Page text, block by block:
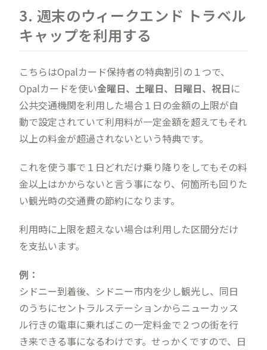
3. 週末のウィークエンド トラベル
キャップを利用する
こちらはOpalカード保持者の特典割引の１つで、
Opalカードを使い金曜日、土曜日、日曜日、祝日に
公共交通機関を利用した場合１日の金額の上限が自
動で設定されていて利用料が一定金額を超えてもそれ
以上の料金が超過されないという特典です。
これを使う事で１日どれだけ乗り降りをしてもその料
金以上はかからないと言う事になり、何箇所も回りた
い観光時の交通費の節約になります。
利用時に上限を超えない場合は利用した区間分だけ
を支払います。
例：
シドニー到着後、シドニー市内を少し観光し、同日
のうちにセントラルステーションからニューカッス
ル行きの電車に乗ればこの一定料金で２つの街を行
き来できる事になるわけです。せっかくですので、日